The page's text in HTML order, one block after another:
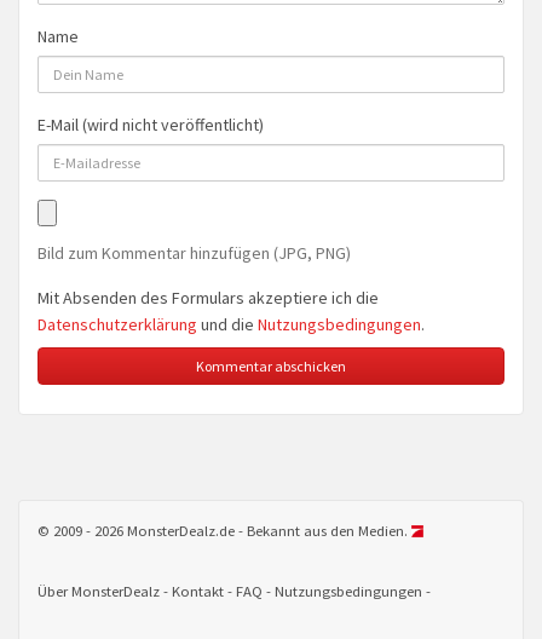
Name
E-Mail (wird nicht veröffentlicht)
Bild zum Kommentar hinzufügen (JPG, PNG)
Mit Absenden des Formulars akzeptiere ich die
Datenschutzerklärung und die Nutzungsbedingungen.
© 2009 - 2026 MonsterDealz.de - Bekannt aus den Medien.
Über MonsterDealz Kontakt FAQ Nutzungsbedingungen